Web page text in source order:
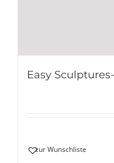
Easy
zur Wunschliste